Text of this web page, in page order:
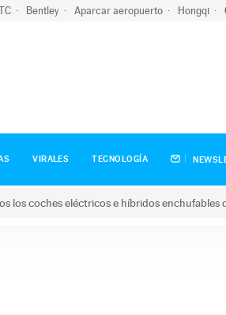
Bentley Aparcar aeropuerto Hongqi
VIRALES TECNOLOGÍA
los coches eléctricos e híbridos enchufables